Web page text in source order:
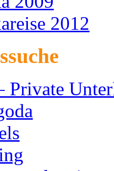
2012
Private